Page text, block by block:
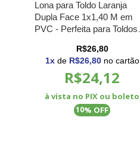
Lona para Toldo Laranja
Dupla Face 1x1,40 M em
PVC - Perfeita para Toldos
R$26,80
1xde R$26,80no cartão
R$24,12
à vista no PIX ou boleto
10% OFF